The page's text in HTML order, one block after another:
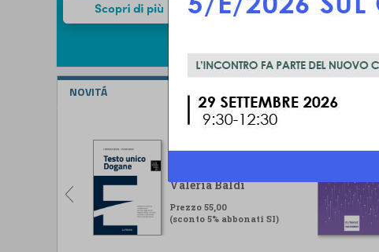
NOVITÁ
Valeria Baldi
Prezzo 55,00
(sconto 5% abbonati SI)